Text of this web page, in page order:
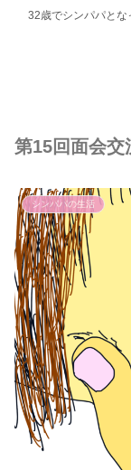
32歳でシンパパと
第15回面会交
シンパパの生活